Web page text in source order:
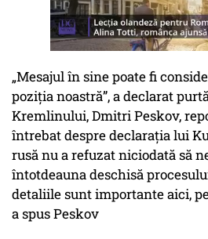
„Mesajul în sine poate fi
poziția noastră”, a declarat
Kremlinului, Dmitri Peskov,
întrebat despre declarația lui
rusă nu a refuzat niciodată să
întotdeauna deschisă
detaliile sunt importante aici,
a spus Peskov